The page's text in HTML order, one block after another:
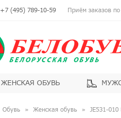
+7 (495) 789-10-59 Приём заказов
ЖЕНСКАЯ ОБУВЬ
Обувь Женская обувь JE531-